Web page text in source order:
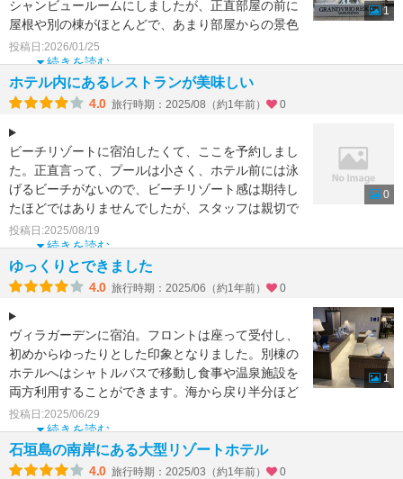
シャンビュールームにしましたが、正直部屋の前に
屋根や別の棟がほとんどで、あまり部屋からの景色
がいいとは言えませんでした。
朝食はビジネス
続きを読む
投稿日:2026/01/25
1
ホテル内にあるレストランが美味しい
4.0 旅行時期：2025/08（約1年前） 0
ビーチリゾートに宿泊したくて、ここを予約しまし
た。正直言って、プールは小さく、ホテル前には泳
げるビーチがないので、ビーチリゾート感は期待し
たほどではありませんでしたが、スタッフは親切で
対応も丁寧でした
続きを読む
投稿日:2025/08/19
0
ゆっくりとできました
4.0 旅行時期：2025/06（約1年前） 0
ヴィラガーデンに宿泊。フロントは座って受付し、
初めからゆったりとした印象となりました。別棟の
ホテルへはシャトルバスで移動し食事や温泉施設を
両方利用することができます。海から戻り半分ほど
濡れている状態で
続きを読む
投稿日:2025/06/29
1
石垣島の南岸にある大型リゾートホテル
4.0 旅行時期：2025/03（約1年前） 0